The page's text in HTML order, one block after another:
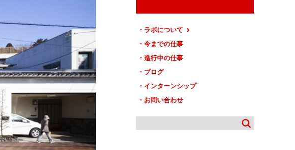
ラボについて
今までの仕事
進行中の仕事
ブログ
インターンシップ
お問い合わせ